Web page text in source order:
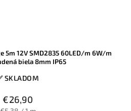
5m 12V SMD2835 60LED/m 6W/m
biela 8mm IP65
SKLADOM
€26,90